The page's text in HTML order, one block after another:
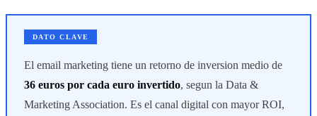
DATO CLAVE
El email marketing tiene un retorno de inversion medio de
36 euros por cada euro invertido, segun la Data &
Marketing Association. Es el canal digital con mayor ROI,